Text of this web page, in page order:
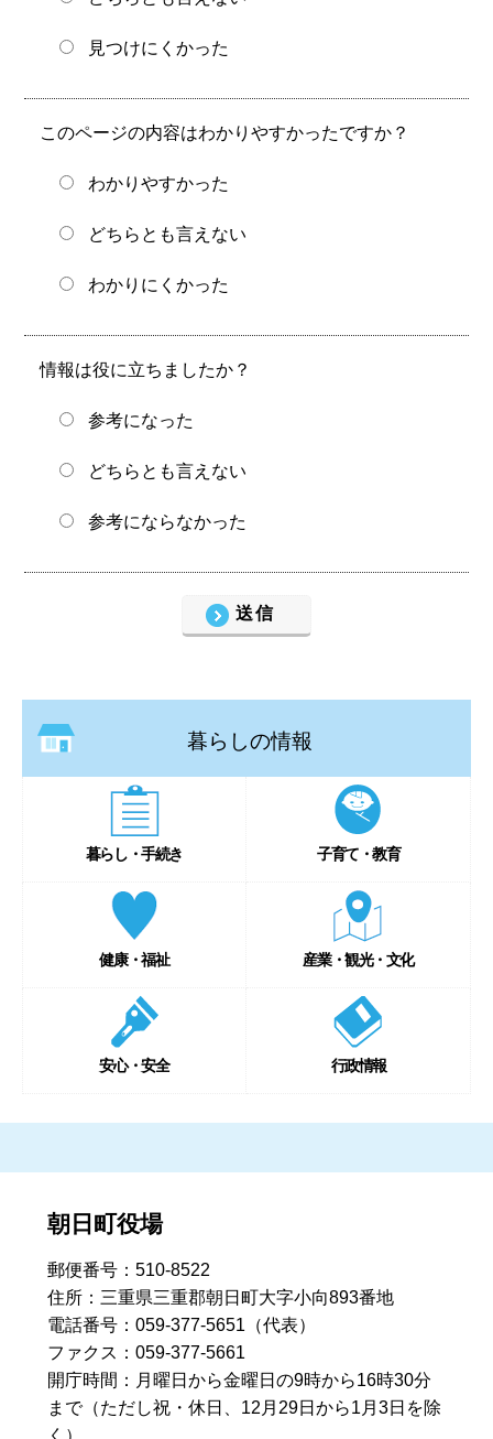
見つけにくかった
このページの内容はわかりやすかったですか？
わかりやすかった
どちらとも言えない
わかりにくかった
情報は役に立ちましたか？
参考になった
どちらとも言えない
参考にならなかった
暮らしの情報
暮らし・手続き 子育て・教育
健康・福祉 産業・観光・文化
安心・安全 行政情報
朝日町役場
郵便番号：510-8522
住所：三重県三重郡朝日町大字小向893番地
電話番号：059-377-5651（代表）
ファクス：059-377-5661
開庁時間：月曜日から金曜日の9時から16時30分
まで（ただし祝・休日、12月29日から1月3日を除
く）